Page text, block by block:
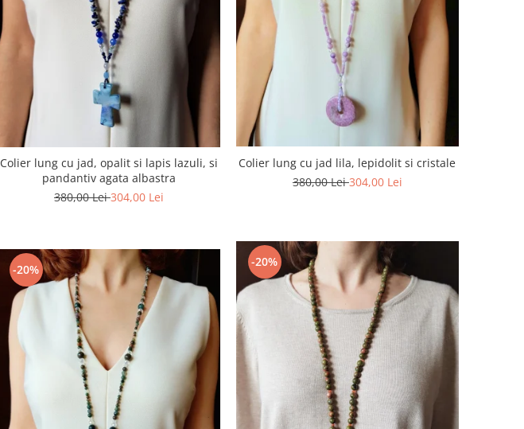
Colier lung cu jad, opalit si lapis lazuli, si
pandantiv agata albastra
380,00 Lei304,00 Lei
Colier lung cu jad lila, lepidolit si cristale
380,00 Lei304,00 Lei
-20%
-20%